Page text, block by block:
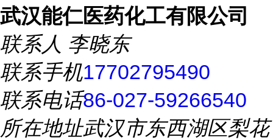
武汉能仁医药化工有限公司
联系人 李晓东
联系手机17702795490
联系电话86-027-59266540
所在地址武汉市东西湖区梨花